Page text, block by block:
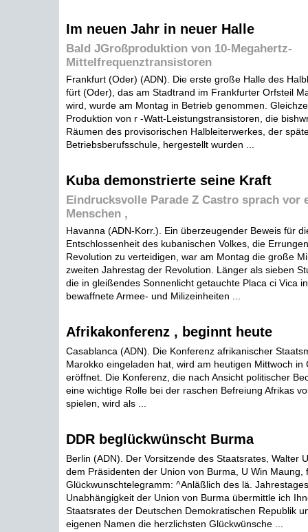
Im neuen Jahr in neuer Halle
Bald JGroßproduktion von 10-Megahertz-
MitteIfrequenztransistoren
Frankfurt (Oder) (ADN). Die erste große Halle des
fürt (Oder), das am Stadtrand im Frankfurter Orfsteil
wird, wurde am Montag in Betrieb genommen.
Produktion von r -Watt-Leistungstransistoren, die
Räumen des provisorischen Halbleiterwerkes, der
Betriebsberufsschule, hergestellt wurden ...
Kuba demonstrierte seine Kraft
Eindrucksvolle Parade Z Castro sprach vor
Menschen ,
Havanna (ADN-Korr.). Ein überzeugender Beweis für
Entschlossenheit des kubanischen Volkes, die
Revolution zu verteidigen, war am Montag die große
zweiten Jahrestag der Revolution. Länger als sieben
die in gleißendes Sonnenlicht getauchte Placa ci Vica
bewaffnete Armee- und Milizeinheiten ...
Afrikakonferenz , beginnt heute
Casablanca (ADN). Die Konferenz afrikanischer
Marokko eingeladen hat, wird am heutigen Mittwoch in
eröffnet. Die Konferenz, die nach Ansicht politischer
eine wichtige Rolle bei der raschen Befreiung Afrikas
spielen, wird als ...
DDR beglückwünscht Burma
Berlin (ADN). Der Vorsitzende des Staatsrates, Walter
dem Präsidenten der Union von Burma, U Win Maung,
Glückwunschtelegramm: ^Anläßlich des lä.
Unabhängigkeit der Union von Burma übermittle ich
Staatsrates der Deutschen Demokratischen Republik
eigenen Namen die herzlichsten Glückwünsche ...